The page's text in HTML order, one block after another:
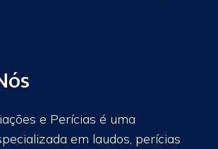
e Perícias é uma
em laudos, perícias